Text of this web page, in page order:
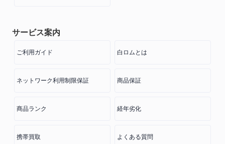
サービス案内
ご利用ガイド 白ロムとは
ネットワーク利用制限保証 商品保証
商品ランク 経年劣化
携帯買取 よくある質問